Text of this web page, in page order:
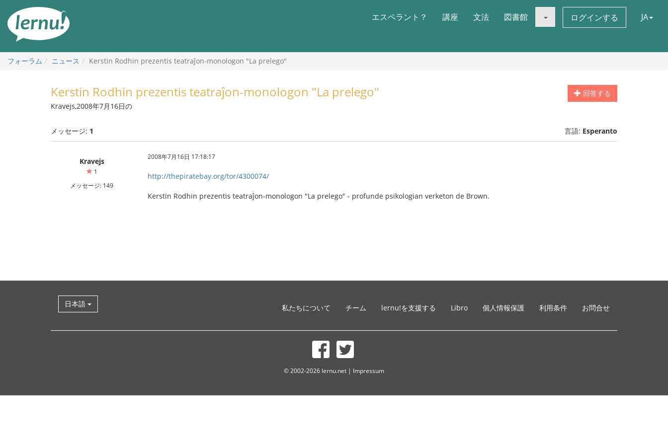
エスペラント？ 講座 文法 図書館 ログインする JA
フォーラム ニュース Kerstin Rodhin prezentis teatraĵon-monologon "La prelego"
回答する
Kerstin Rodhin prezentis teatraĵon-monologon "La prelego"
Kravejs,2008年7月16日の
メッセージ: 1 言語: Esperanto
Kravejs
1
メッセージ: 149
2008年7月16日 17:18:17
http://thepiratebay.org/tor/4300074/
Kerstin Rodhin prezentis teatraĵon-monologon "La prelego" - profunde psikologian verketon de Brown.
日本語 私たちについて チーム lernu!を支援する Libro 個人情報保護 利用条件 お問合せ
© 2002-2026 lernu.net | Impressum